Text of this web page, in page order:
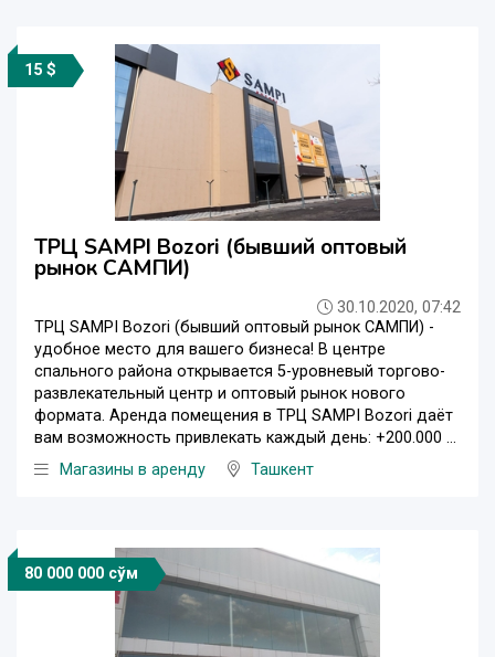
15 $
ТРЦ SAMPI Bozori (бывший оптовый
рынок САМПИ)
30.10.2020, 07:42
ТРЦ SAMPI Bozori (бывший оптовый рынок САМПИ) -
удобное место для вашего бизнеса! В центре
спального района открывается 5-уровневый торгово-
развлекательный центр и оптовый рынок нового
формата. Аренда помещения в ТРЦ SAMPI Bozori даёт
вам возможность привлекать каждый день: +200.000 ...
Магазины в аренду
Ташкент
80 000 000 сўм